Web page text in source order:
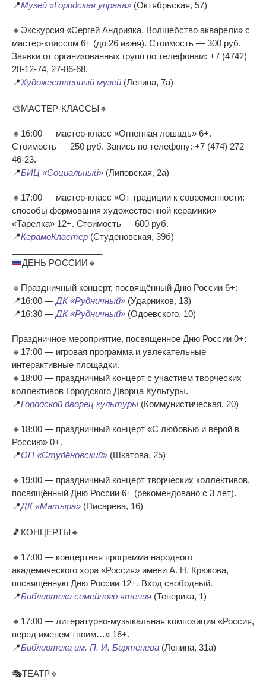
📍Музей «Городская управа» (Октябрьская, 57)
🔹Экскурсия «Сергей Андрияка. Волшебство акварели» с
мастер‑классом 6+ (до 26 июня). Стоимость — 300 руб.
Заявки от организованных групп по телефонам: +7 (4742)
28‑12‑74, 27‑86‑68.
📍Художественный музей (Ленина, 7а)
🎨МАСТЕР-КЛАССЫ🔸
🔸16:00 — мастер-класс «Огненная лошадь» 6+.
Стоимость — 250 руб. Запись по телефону: +7 (474) 272-
46-23.
📍БИЦ «Социальный» (Липовская, 2а)
🔸17:00 — мастер-класс «От традиции к современности:
способы формования художественной керамики»
«Тарелка» 12+. Стоимость — 600 руб.
📍КерамоКластер (Студеновская, 39б)
ДЕНЬ РОССИИ🔹
🔹Праздничный концерт, посвящённый Дню России 6+:
📍16:00 — ДК «Рудничный» (Ударников, 13)
📍16:30 — ДК «Рудничный» (Одоевского, 10)
Праздничное мероприятие, посвященное Дню России 0+:
🔹17:00 — игровая программа и увлекательные
интерактивные площадки.
🔹18:00 — праздничный концерт с участием творческих
коллективов Городского Дворца Культуры.
📍Городской дворец культуры (Коммунистическая, 20)
🔹18:00 — праздничный концерт «С любовью и верой в
Россию» 0+.
📍ОП «Студёновский» (Шкатова, 25)
🔹19:00 — праздничный концерт творческих коллективов,
посвящённый Дню России 6+ (рекомендовано с 3 лет).
📍ДК «Матыра» (Писарева, 16)
🎵КОНЦЕРТЫ🔸
🔸17:00 — концертная программа народного
академического хора «Россия» имени А. Н. Крюкова,
посвящённую Дню России 12+. Вход свободный.
📍Библиотека семейного чтения (Теперика, 1)
🔸17:00 — литературно-музыкальная композиция «Россия,
перед именем твоим…» 16+.
📍Библиотека им. П. И. Бартенева (Ленина, 31а)
🎭ТЕАТР🔹